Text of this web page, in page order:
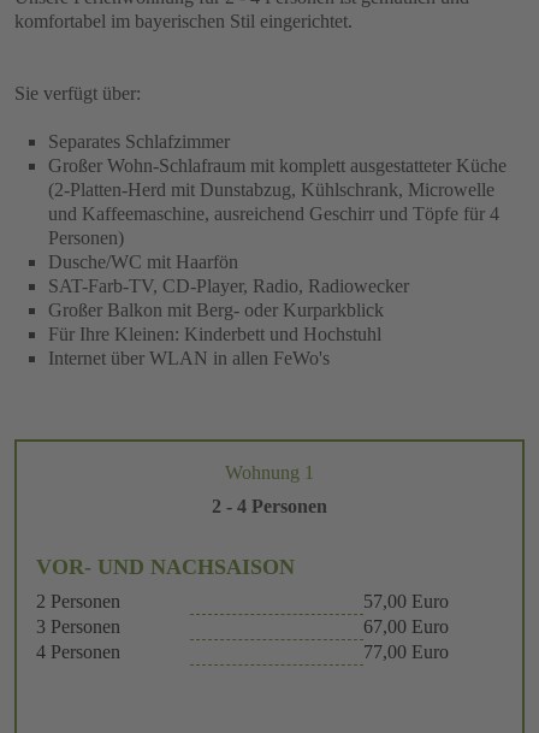
komfortabel im bayerischen Stil eingerichtet.
Sie verfügt über:
Separates Schlafzimmer
Großer Wohn-Schlafraum mit komplett ausgestatteter Küche
(2-Platten-Herd mit Dunstabzug, Kühlschrank, Microwelle
und Kaffeemaschine, ausreichend Geschirr und Töpfe für 4
Personen)
Dusche/WC mit Haarfön
SAT-Farb-TV, CD-Player, Radio, Radiowecker
Großer Balkon mit Berg- oder Kurparkblick
Für Ihre Kleinen: Kinderbett und Hochstuhl
Internet über WLAN in allen FeWo's
Wohnung 1
2 - 4 Personen
VOR- UND NACHSAISON
2 Personen
57,00 Euro
3 Personen
67,00 Euro
4 Personen
77,00 Euro